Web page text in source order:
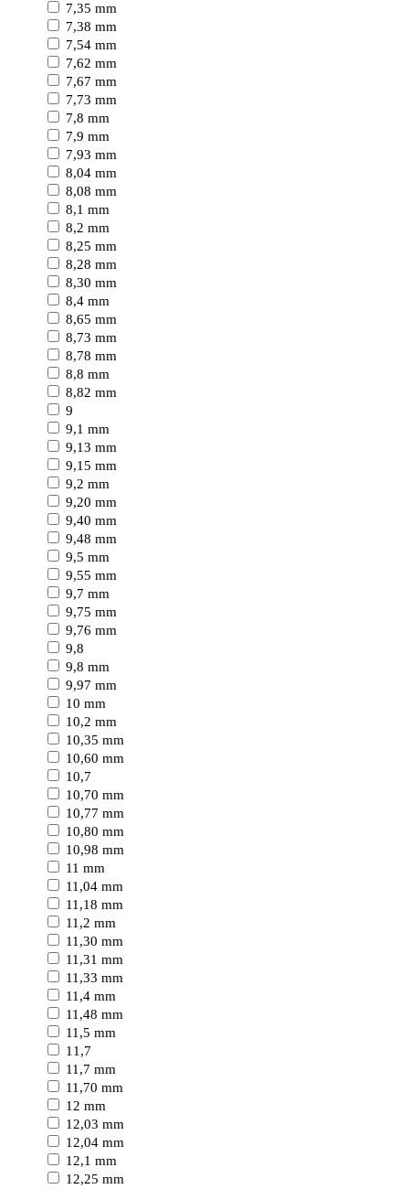
7,35 mm
7,38 mm
7,54 mm
7,62 mm
7,67 mm
7,73 mm
7,8 mm
7,9 mm
7,93 mm
8,04 mm
8,08 mm
8,1 mm
8,2 mm
8,25 mm
8,28 mm
8,30 mm
8,4 mm
8,65 mm
8,73 mm
8,78 mm
8,8 mm
8,82 mm
9
9,1 mm
9,13 mm
9,15 mm
9,2 mm
9,20 mm
9,40 mm
9,48 mm
9,5 mm
9,55 mm
9,7 mm
9,75 mm
9,76 mm
9,8
9,8 mm
9,97 mm
10 mm
10,2 mm
10,35 mm
10,60 mm
10,7
10,70 mm
10,77 mm
10,80 mm
10,98 mm
11 mm
11,04 mm
11,18 mm
11,2 mm
11,30 mm
11,31 mm
11,33 mm
11,4 mm
11,48 mm
11,5 mm
11,7
11,7 mm
11,70 mm
12 mm
12,03 mm
12,04 mm
12,1 mm
12,25 mm